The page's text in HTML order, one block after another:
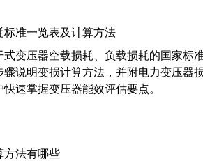
标准一览表及计算方法
变压器空载损耗、负载损耗的国家标
说明变损计算方法，并附电力变压器
速掌握变压器能效评估要点。
方法有哪些